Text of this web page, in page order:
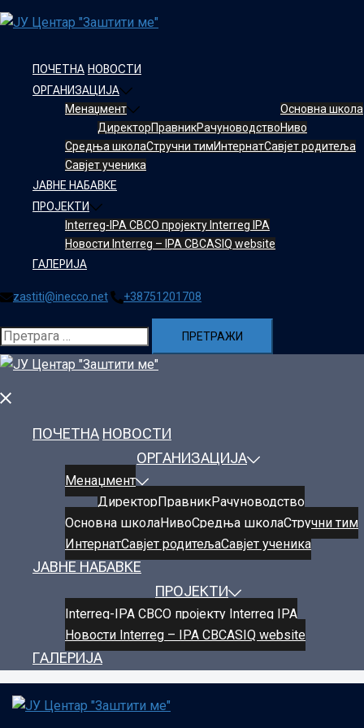
Skip
to
ПОЧЕТНА НОВОСТИ
ОРГАНИЗАЦИЈА
Менаџмент
ДиректорПравникРачуноводство
Oсновнa школa
Ниво
Средња школаСтручни тимИнтернатСавјет родитеља
Савјет ученика
ЈАВНЕ НАБАВКЕ
ПРОЈЕКТИ
Interreg-IPA CBCО пројекту Interreg IPA
Новости Interreg – IPA CBCASIQ website
ГАЛЕРИЈА
zastiti@inecco.net +38751201708
Претрага
за:
Close
ПОЧЕТНА НОВОСТИ
ОРГАНИЗАЦИЈА
Менаџмент
ДиректорПравникРачуноводство
Oсновнa школaНивоСредња школаСтручни тим
ИнтернатСавјет родитељаСавјет ученика
ЈАВНЕ НАБАВКЕ
ПРОЈЕКТИ
Interreg-IPA CBCО пројекту Interreg IPA
Новости Interreg – IPA CBCASIQ website
ГАЛЕРИЈА